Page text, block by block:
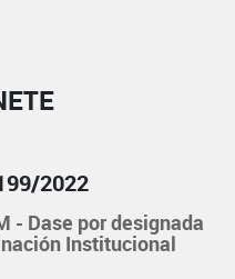
2022
- Dase por designada
Institucional